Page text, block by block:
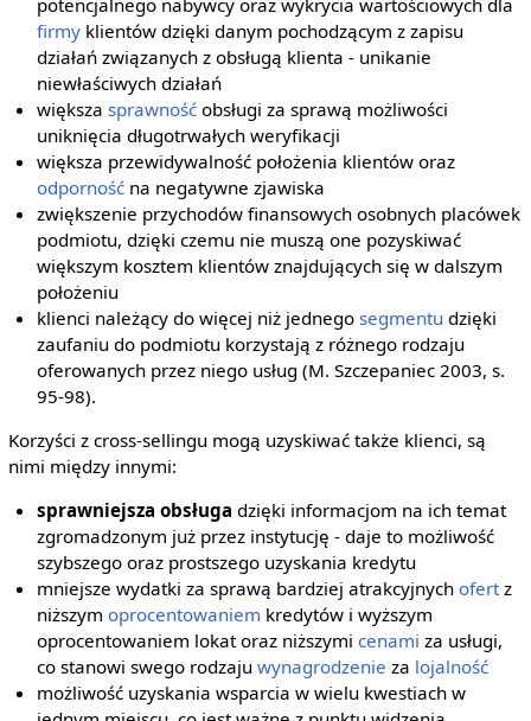
firmy klientów dzięki danym pochodzącym z zapisu
działań związanych z obsługą klienta - unikanie
niewłaściwych działań
większasprawność obsługi za sprawą możliwości
uniknięcia długotrwałych weryfikacji
większa przewidywalność położenia klientów oraz
odporność na negatywne zjawiska
zwiększenie przychodów finansowych osobnych placówek
podmiotu, dzięki czemu nie muszą one pozyskiwać
większym kosztem klientów znajdujących się w dalszym
położeniu
klienci należący do więcej niż jednegosegmentu dzięki
zaufaniu do podmiotu korzystają z różnego rodzaju
oferowanych przez niego usług (M. Szczepaniec 2003, s.
95-98).
Korzyści z cross-sellingu mogą uzyskiwać także klienci, są
nimi między innymi:
sprawniejsza obsługa dzięki informacjom na ich temat
zgromadzonym już przez instytucję - daje to możliwość
szybszego oraz prostszego uzyskania kredytu
mniejsze wydatki za sprawą bardziej atrakcyjnychofertz
niższymoprocentowaniem kredytów i wyższym
oprocentowaniem lokat oraz niższymicenami za usługi,
co stanowi swego rodzajuwynagrodzenie za lojalność
możliwość uzyskania wsparcia w wielu kwestiach w